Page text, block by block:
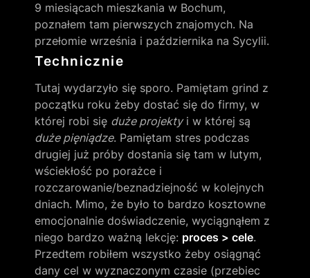
9 miesiącach mieszkania w Bochum,
poznałem tam pierwszych znajomych. Na
przełomie września i października na Sycylii.
Technicznie
Tutaj wydarzyło się sporo. Pamiętam grind z
początku roku żeby dostać się do firmy, w
której robi się duże projekty
duże pięniądze. Pamiętam stres podczas
drugiej już próby dostania się tam w lutym,
wściekłość po porażce i
rozczarowanie/beznadziejność w kolejnych
dniach. Mimo, że było to bardzo kosztowne
emocjonalnie doświadczenie, wyciągnąłem z
niego bardzo ważną lekcję: proces > cele.
Przedtem robiłem wszystko żeby osiągnąć
dany cel w wyznaczonym czasie (przebiec